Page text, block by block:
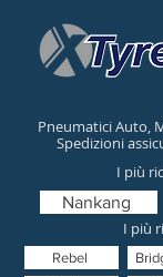
Pneumatici Auto,
Spedizioni
I più
Nankang
Rebel
I più